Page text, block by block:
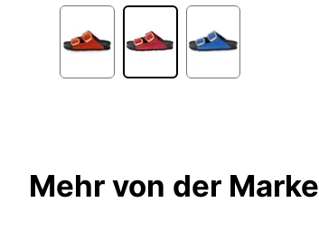
Mehr von der Marke